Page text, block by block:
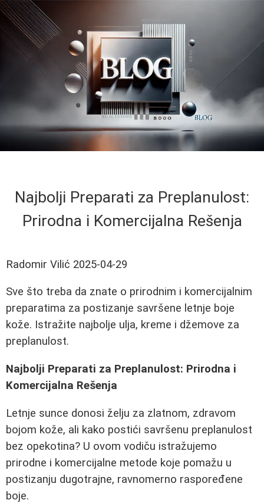
Najbolji Preparati za Preplanulost:
Prirodna i Komercijalna Rešenja
Radomir Vilić 2025-04-29
Sve što treba da znate o prirodnim i komercijalnim
preparatima za postizanje savršene letnje boje
kože. Istražite najbolje ulja, kreme i džemove za
preplanulost.
Najbolji Preparati za Preplanulost: Prirodna i
Komercijalna Rešenja
Letnje sunce donosi želju za zlatnom, zdravom
bojom kože, ali kako postići savršenu preplanulost
bez opekotina? U ovom vodiču istražujemo
prirodne i komercijalne metode koje pomažu u
postizanju dugotrajne, ravnomerno raspoređene
boje.